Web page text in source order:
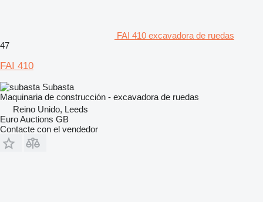
FAI 410 excavadora de ruedas
47
FAI 410
Subasta
Maquinaria de construcción - excavadora de ruedas
Reino Unido, Leeds
Euro Auctions GB
Contacte con el vendedor